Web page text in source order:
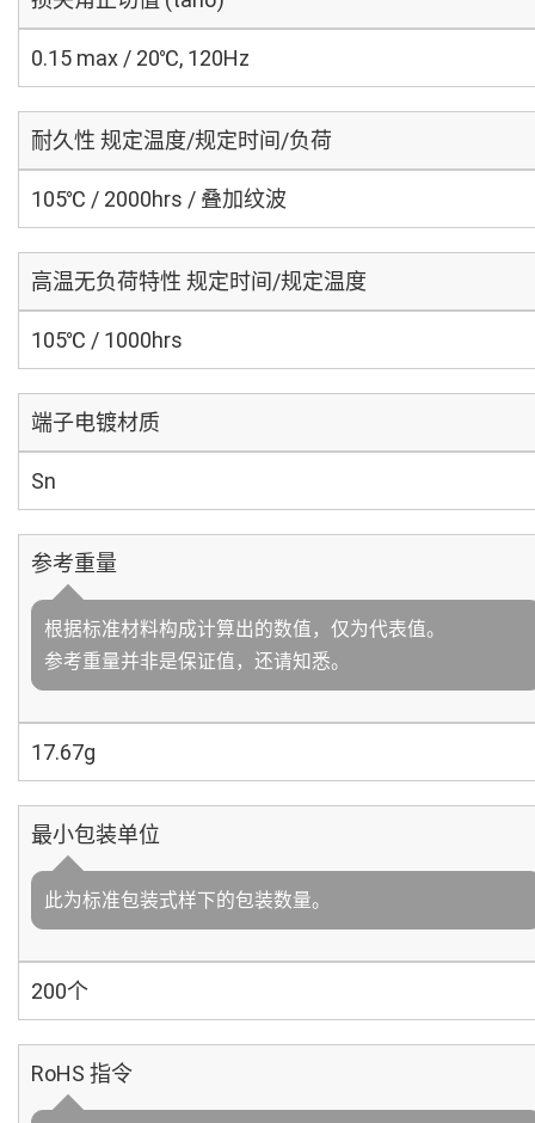
0.15 max / 20℃, 120Hz
耐久性 规定温度/规定时间/负荷
105℃ / 2000hrs / 叠加纹波
高温无负荷特性 规定时间/规定温度
105℃ / 1000hrs
端子电镀材质
Sn
参考重量
根据标准材料构成计算出的数值，仅为代表值。
参考重量并非是保证值，还请知悉。
17.67g
最小包装单位
此为标准包装式样下的包装数量。
200个
RoHS 指令